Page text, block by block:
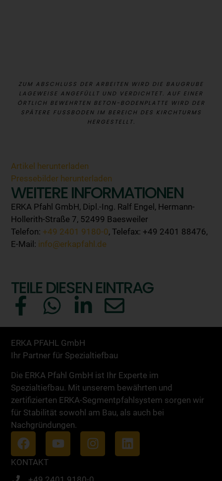
ZUM ABSCHLUSS DER ARBEITEN WIRD DIE BAUGRUBE
LAGEWEISE ANGEFÜLLT UND VERDICHTET. AUF EINER
ÖRTLICH BEWEHRTEN BETON-BODENPLATTE WIRD DER
SPÄTERE FUSSBODEN IM BEREICH DES KIRCHTURMS H
ERGESTELLT.
Artikel herunterladen
Pressebilder herunterladen
WEITERE INFORMATIONEN
ERKA Pfahl GmbH, Dipl.-Ing. Ralf Engel, Hermann-
Hollerith-Straße 7, 52499 Baesweiler
Telefon: +49 2401 9180-0, Telefax: +49 2401 88476,
E-Mail: info@erkapfahl.de
TEILE DIESEN EINTRAG
ERKA PFAHL GmbH
Ihr Partner für Spezialtiefbau
Die ERKA Pfahl GmbH ist Ihr Experte im
Spezialtiefbau. Mit unserem bewährten und
zertifizierten ERKA-Segmentpfahlsystem sorgen wir
für Stabilität sowohl am Bau, als auch bei
Nachgründungen.
KONTAKT